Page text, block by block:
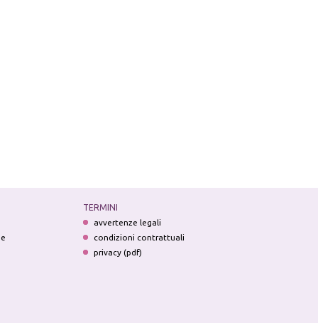
TERMINI
avvertenze legali
condizioni contrattuali
privacy (pdf)